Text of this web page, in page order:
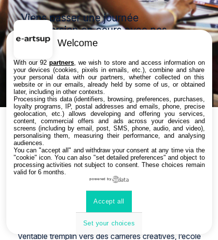
Viens passer une journée
d'immersion en cours avec nos
étudiants de première année.
découvrir le quotidien de l'école !
Nous t'offrons le repas du midi.
Bienvenue chez vous !
Plongez au cœur de la création ! e-artsup, meilleure
école de Motion Design d’Europe et classée
parmi les meilleures mondiales (Classement The
Rookies 2025) en direction artistique, animation et jeux
vidéo.
Véritable tremplin vers des carrières créatives, l’école
Welcome
With our 92partners , we wish to store and access information on
your devices (cookies, pixels in emails, etc.), combine and share
your personal data with our partners, whether collected on this
website or in our emails, already held by some of us, or obtained
later, including in other contexts.
Processing this data (identifiers, browsing, preferences, purchases,
loyalty programs, IP, postal addresses and emails, phone, precise
geolocation, etc.) allows developing and offering you services,
content, commercial offers and ads across your devices and
screens (including by email, post, SMS, phone, audio, and video),
personalising them, measuring their performance, and analysing
audiences.
You can "accept all" and withdraw your consent at any time via the
"cookie" icon. You can also "set detailed preferences" and object to
processing activities not subject to consent. These choices remain
valid for 6 months.
powered by
Set your choices
Accept all